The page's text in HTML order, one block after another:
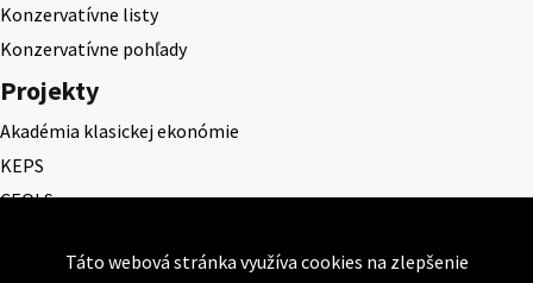
Konzervatívne listy
Konzervatívne pohľady
Projekty
Akadémia klasickej ekonómie
KEPS
CEQLS
Cena Ernesta Valka
Táto webová stránka využíva cookies na zlepšenie